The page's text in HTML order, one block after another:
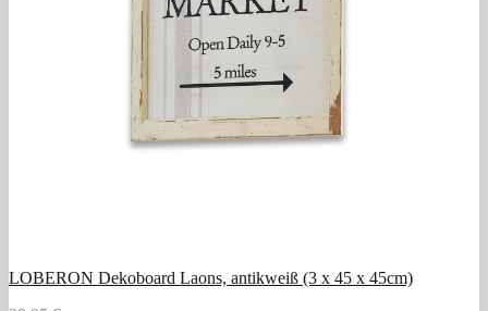
LOBERON Dekoboard Laons, antikweiß (3 x 45 x 45cm)